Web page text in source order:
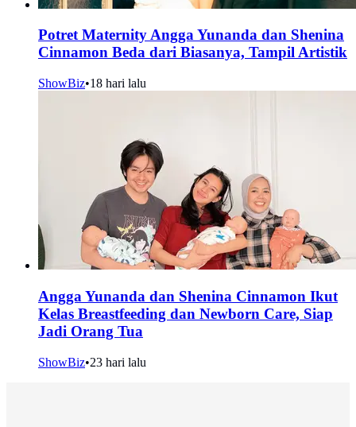
Potret Maternity Angga Yunanda dan Shenina
Cinnamon Beda dari Biasanya, Tampil Artistik
ShowBiz•18 hari lalu
Angga Yunanda dan Shenina Cinnamon Ikut
Kelas Breastfeeding dan Newborn Care, Siap
Jadi Orang Tua
ShowBiz•23 hari lalu